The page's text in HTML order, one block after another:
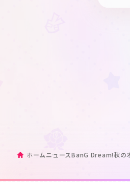
ホームニュースBanG Dream!秋の